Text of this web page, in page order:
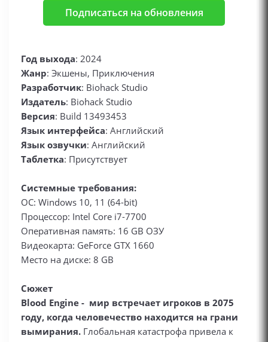
Подписаться на обновления
Год выхода: 2024
Жанр: Экшены, Приключения
Разработчик: Biohack Studio
Издатель: Biohack Studio
Версия: Build 13493453
Язык интерфейса: Английский
Язык озвучки: Английский
Таблетка: Присутствует
Системные требования:
ОС: Windows 10, 11 (64-bit)
Процессор: Intel Core i7-7700
Оперативная память: 16 GB ОЗУ
Видеокарта: GeForce GTX 1660
Место на диске: 8 GB
Сюжет
Blood Engine - мир встречает игроков в 2075
году, когда человечество находится на грани
вымирания. Глобальная катастрофа привела к